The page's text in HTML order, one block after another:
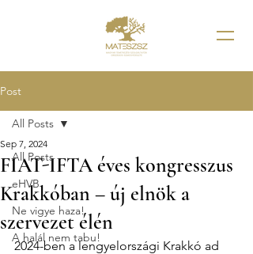
Post
All Posts
eHVB
Ne vigye haza!
A halál nem tabu!
All Posts
FIAT-IFTA éves kongresszus
Krakkóban – új elnök a
szervezet élén
Sep 7, 2024
2024-ben a lengyelországi Krakkó ad